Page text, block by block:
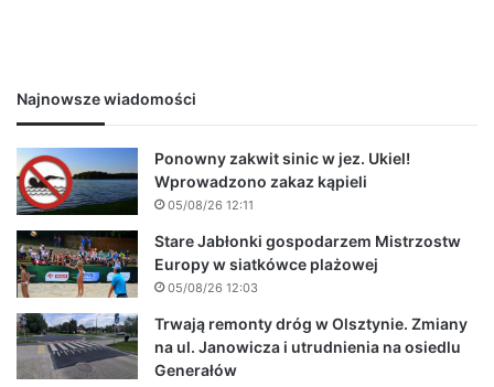
Najnowsze wiadomości
Ponowny zakwit sinic w jez. Ukiel!
Wprowadzono zakaz kąpieli
05/08/26 12:11
Stare Jabłonki gospodarzem Mistrzostw
Europy w siatkówce plażowej
05/08/26 12:03
Trwają remonty dróg w Olsztynie. Zmiany
na ul. Janowicza i utrudnienia na osiedlu
Generałów